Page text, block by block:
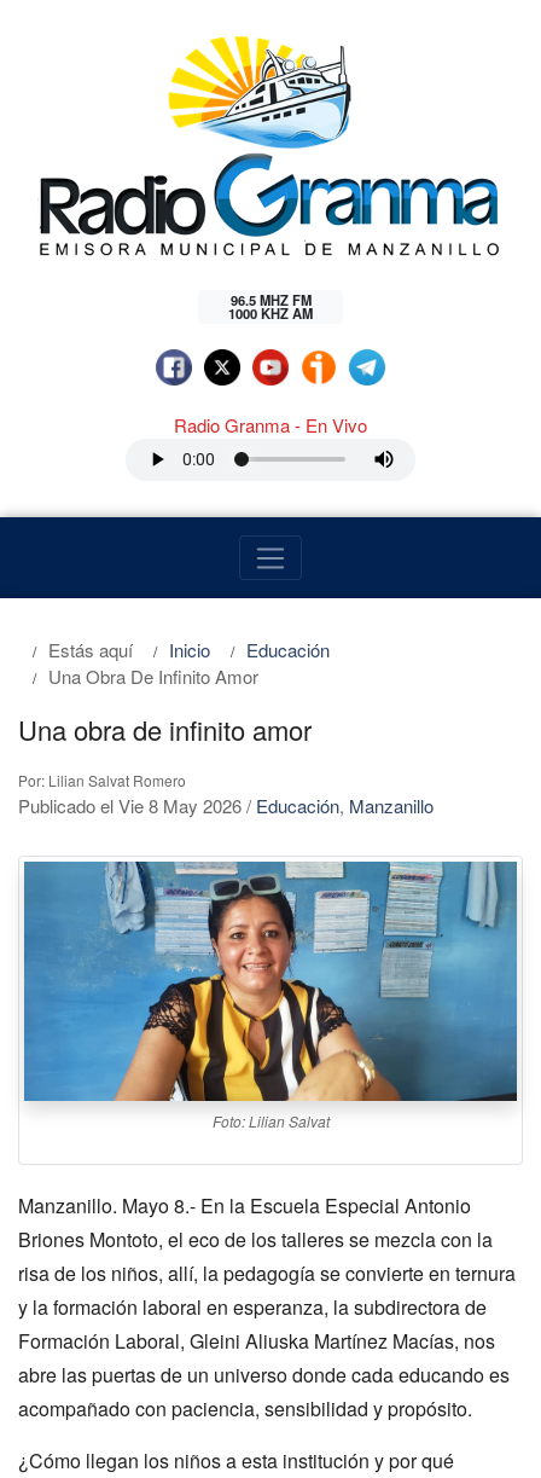
96.5 MHZ FM
1000 KHZ AM
Radio Granma - En Vivo
Estás aquí Inicio
Educación
Una Obra De Infinito Amor
Una obra de infinito amor
Por: Lilian Salvat Romero
Publicado el Vie 8 May 2026/ Educación, Manzanillo
Foto: Lilian Salvat
Manzanillo. Mayo 8.- En la Escuela Especial Antonio
Briones Montoto, el eco de los talleres se mezcla con la
risa de los niños, allí, la pedagogía se convierte en ternura
y la formación laboral en esperanza, la subdirectora de
Formación Laboral, Gleini Aliuska Martínez Macías, nos
abre las puertas de un universo donde cada educando es
acompañado con paciencia, sensibilidad y propósito.
¿Cómo llegan los niños a esta institución y por qué